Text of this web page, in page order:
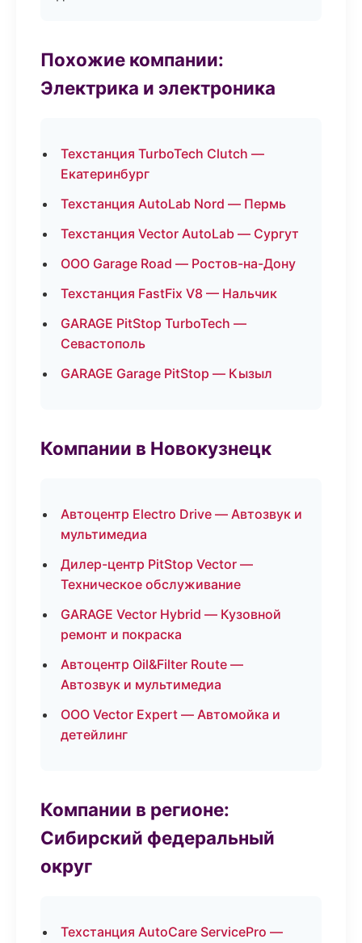
Похожие компании:
Электрика и электроника
Техстанция TurboTech Clutch —
Екатеринбург
Техстанция AutoLab Nord — Пермь
Техстанция Vector AutoLab — Сургут
ООО Garage Road — Ростов-на-Дону
Техстанция FastFix V8 — Нальчик
GARAGE PitStop TurboTech —
Севастополь
GARAGE Garage PitStop — Кызыл
Компании в Новокузнецк
Автоцентр Electro Drive — Автозвук и
мультимедиа
Дилер-центр PitStop Vector —
Техническое обслуживание
GARAGE Vector Hybrid — Кузовной
ремонт и покраска
Автоцентр Oil&Filter Route —
Автозвук и мультимедиа
ООО Vector Expert — Автомойка и
детейлинг
Компании в регионе:
Сибирский федеральный
округ
Техстанция AutoCare ServicePro —